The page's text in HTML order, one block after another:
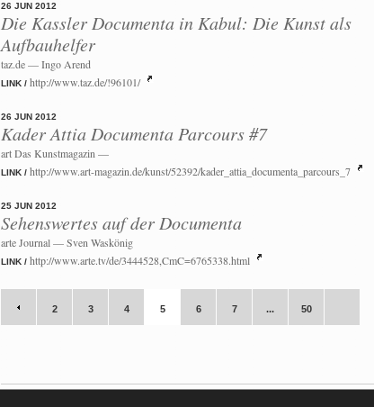
26 JUN 2012
Die Kassler Documenta in Kabul: Die Kunst als
Aufbauhelfer
taz.de — Ingo Arend
LINK / http://www.taz.de/!96101/
26 JUN 2012
Kader Attia Documenta Parcours #7
art Das Kunstmagazin —
LINK / http://www.art-magazin.de/kunst/52392/kader_attia_documenta_parcours_7
25 JUN 2012
Sehenswertes auf der Documenta
arte Journal — Sven Waskönig
LINK / http://www.arte.tv/de/3444528,CmC=6765338.html
2 3 4 5 6 7 ... 50